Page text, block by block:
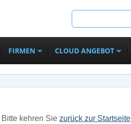
FIRMEN CLOUD ANGEBOT
kehren Sie zurück zur Startseite